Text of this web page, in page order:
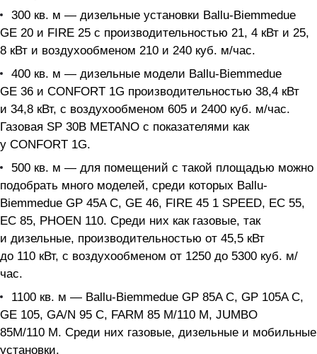
300 кв. м — дизельные установки Ballu-Biemmedue
GE 20 и FIRE 25 с производительностью 21, 4 кВт и 25,
8 кВт и воздухообменом 210 и 240 куб. м/час.
400 кв. м — дизельные модели Ballu-Biemmedue
GE 36 и CONFORT 1G производительностью 38,4 кВт
и 34,8 кВт, с воздухообменом 605 и 2400 куб. м/час.
Газовая SP 30B METANO с показателями как
у CONFORT 1G.
500 кв. м — для помещений с такой площадью можно
подобрать много моделей, среди которых Ballu-
Biemmedue GP 45A C, GE 46, FIRE 45 1 SPEED, EC 55,
EC 85, PHOEN 110. Среди них как газовые, так
и дизельные, производительностью от 45,5 кВт
до 110 кВт, с воздухообменом от 1250 до 5300 куб. м/
час.
1100 кв. м — Ballu-Biemmedue GP 85A C, GP 105A C,
GE 105, GA/N 95 C, FARM 85 M/110 M, JUMBO
85M/110 M. Среди них газовые, дизельные и мобильные
установки.